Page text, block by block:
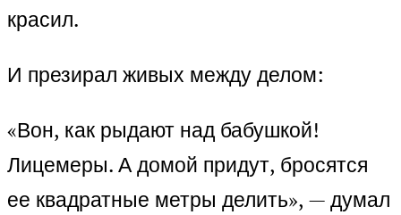
красил.
И презирал живых между делом:
«Вон, как рыдают над бабушкой!
Лицемеры. А домой придут, бросятся
ее квадратные метры делить», — думал